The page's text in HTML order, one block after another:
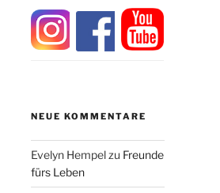
NEUE KOMMENTARE
Evelyn Hempel zu Freunde
fürs Leben